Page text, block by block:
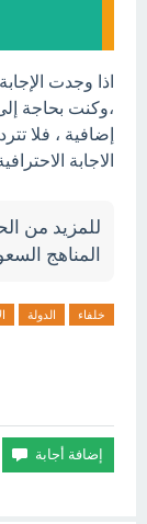
اذا وجدت
،وكنت بحاجة
إضافية ، فلا
الاجابة
للمزيد من
المناهج
خلفاء الدولة